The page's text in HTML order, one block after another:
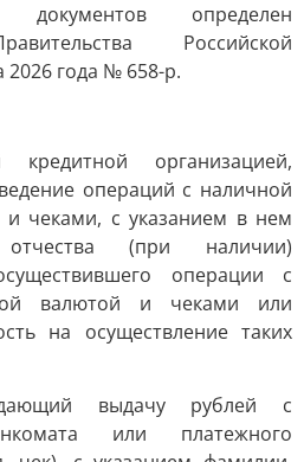
определен
Российской
года № 658-р.
кредитной организацией,
операций с наличной
и чеками, с указанием в нем
(при наличии)
операции с
валютой и чеками или
на осуществление таких
выдачу рублей с
или платежного